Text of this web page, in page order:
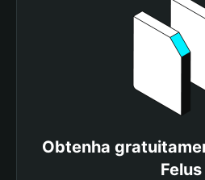
Obtenha
Felus